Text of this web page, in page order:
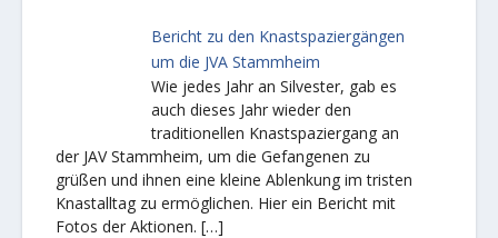
Bericht zu den Knastspaziergängen
um die JVA Stammheim
Wie jedes Jahr an Silvester, gab es
auch dieses Jahr wieder den
traditionellen Knastspaziergang an
der JAV Stammheim, um die Gefangenen zu
grüßen und ihnen eine kleine Ablenkung im tristen
Knastalltag zu ermöglichen. Hier ein Bericht mit
Fotos der Aktionen. […]